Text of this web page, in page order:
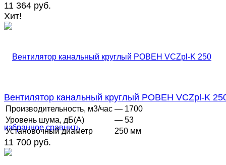
11 364 руб.
Хит!
избранное сравнить
Вентилятор канальный круглый РОВЕН VCZpl-K
Производительность, м3/час — 1700
Уровень шума, дБ(А)
— 53
Установочный диаметр
250 мм
11 700 руб.